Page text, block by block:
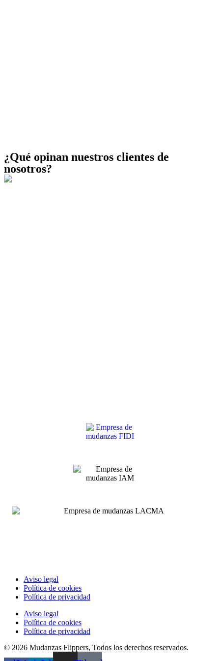
¿Qué opinan nuestros clientes de
nosotros?
Aviso legal
Política de cookies
Política de privacidad
Aviso legal
Política de cookies
Política de privacidad
© 2026 Mudanzas Flippers, Todos los derechos reservados.